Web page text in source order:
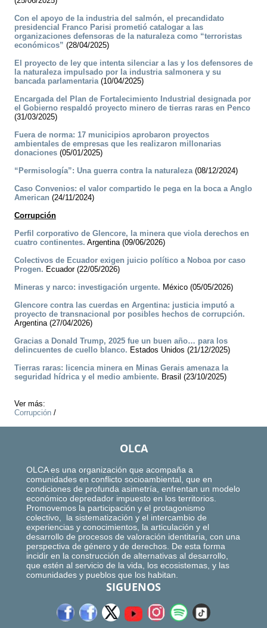
Con el apoyo de la industria del salmón, el precandidato
presidencial Franco Parisi prometió catalogar a las
organizaciones defensoras de la naturaleza como “terroristas
económicos” (28/04/2025)
El proyecto de ley que intenta silenciar a las y los defensores de
la naturaleza impulsado por la industria salmonera y su
bancada parlamentaria(10/04/2025)
Encargada del Plan de Fortalecimiento Industrial designada por
el Gobierno respaldó proyecto minero de tierras raras en Penco
(31/03/2025)
Fuera de norma: 17 municipios aprobaron proyectos
ambientales de empresas que les realizaron millonarias
donaciones (05/01/2025)
“Permisología”: Una guerra contra la naturaleza(08/12/2024)
Caso Convenios: el valor compartido le pega en la boca a Anglo
American (24/11/2024)
Corrupción
Perfil corporativo de Glencore, la minera que viola derechos en
cuatro continentes. Argentina (09/06/2026)
Colectivos de Ecuador exigen juicio político a Noboa por caso
Progen. Ecuador (22/05/2026)
Mineras y narco: investigación urgente. México (05/05/2026)
Glencore contra las cuerdas en Argentina: justicia imputó a
proyecto de transnacional por posibles hechos de corrupción.
Argentina (27/04/2026)
Gracias a Donald Trump, 2025 fue un buen año… para los
delincuentes de cuello blanco. Estados Unidos (21/12/2025)
Tierras raras: licencia minera en Minas Gerais amenaza la
seguridad hídrica y el medio ambiente. Brasil (23/10/2025)
Ver más:
Corrupción /
OLCA
OLCA es una organización que acompaña a
comunidades en conflicto socioambiental, que en
condiciones de profunda asimetría, enfrentan un modelo
económico depredador impuesto en los territorios.
Promovemos la participación y el protagonismo
colectivo, la sistematización y el intercambio de
experiencias y conocimientos, la articulación y el
desarrollo de procesos de valoración identitaria, con una
perspectiva de género y de derechos. De esta forma
incidir en la construcción de alternativas al desarrollo,
que estén al servicio de la vida, los ecosistemas, y las
comunidades y pueblos que los habitan.
SIGUENOS